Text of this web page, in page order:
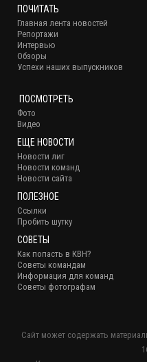
ПОЧИТАТЬ
Главная лента новостей
Репортажи
Интервью
Обзоры
Успехи наших выпускников
ПОСМОТРЕТЬ
Фото
Видео
ЕЩЕ НОВОСТИ
Новости лиг
Новости команд
Новости сайта
ПОЛЕЗНОЕ
Ссылки
Пробить шутку
СОВЕТЫ
Как попасть в КВН?
Советы командам
Информация для команд
Советы фотографам
Сайт может содержать